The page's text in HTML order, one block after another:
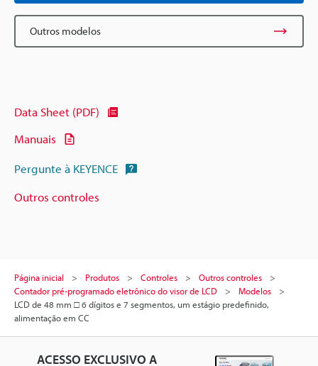
Outros modelos
Data Sheet (PDF)
Manuais
Pergunte à KEYENCE
Outros controles
Página inicial Produtos Controles
Outros controles
Contador pré-programado eletrônico do visor de LCD
Modelos
LCD de 48 mm □ 6 dígitos e 7 segmentos, um estágio predefinido,
alimentação em CC
ACESSO EXCLUSIVO A